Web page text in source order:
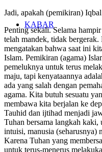
KABAR
Jadi, apakah (pemikiran)
Penting sekali. Selama
telah mandek, tidak
mengatakan bahwa saat ini
Islam. Pemikiran (agama)
pemeluknya untuk terus
maju, tapi kenyataannya
ada yang salah dengan
agama. Kita butuh sesuatu
membawa kita berjalan ke
Tauhid dan ijtihad menjadi
Tuhan bersama langkah kaki,
intuisi, manusia (seharusnya)
Karena Tuhan yang
untuk terus-menerus